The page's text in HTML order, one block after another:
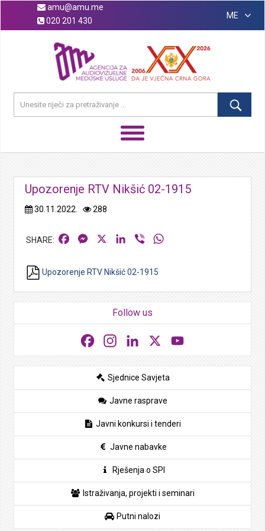
amu@amu.me
020 201 430
ME
Upozorenje RTV Nikšić 02-1915
30.11.2022. 288
FacebookMessengerLinkedIn
Viber
Upozorenje RTV Nikšić 02-1915
Follow us
FacebookInstagramLinkedIn
Sjednice Savjeta
Javne rasprave
Javni konkursi i tenderi
Javne nabavke
Rješenja o SPI
Istraživanja, projekti i seminari
Putni nalozi